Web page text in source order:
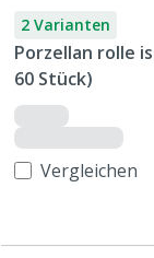
2 Varianten
Porzellan rolle
60 Stück)
Vergleichen